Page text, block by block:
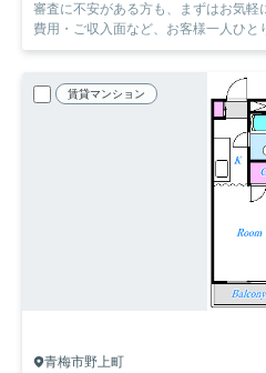
審査に不安がある方も、まずはお気軽にご相談
費用・ご収入面など、お客様一人ひと
賃貸マンション
青梅市野上町